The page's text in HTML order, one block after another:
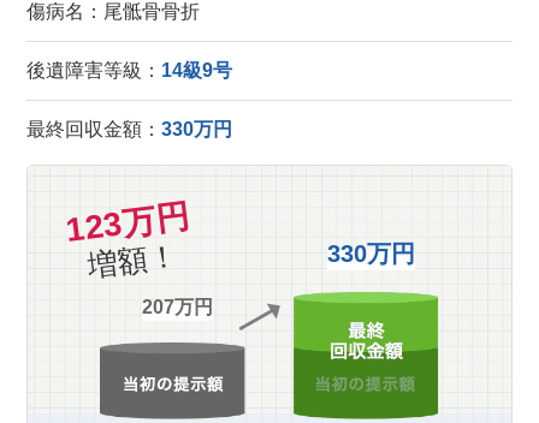
傷病名：尾骶骨骨折
後遺障害等級： 14級9号
最終回収金額：330万円
123万円
増額！
207万円
330万円